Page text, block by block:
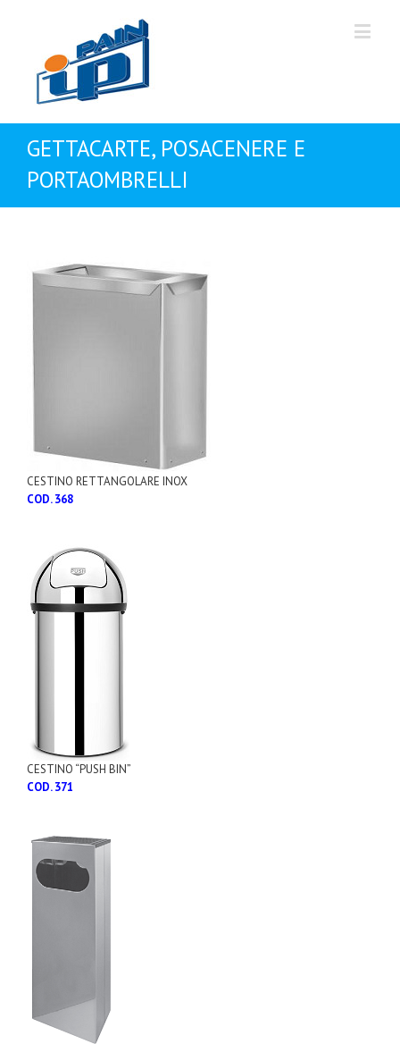
GETTACARTE, POSACENERE E
PORTAOMBRELLI
CESTINO RETTANGOLARE INOX
COD. 368
CESTINO “PUSH BIN”
COD. 371